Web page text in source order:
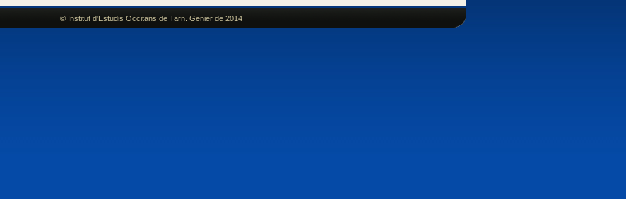
© Institut d'Estudis Occitans de Tarn. Genier de 2014